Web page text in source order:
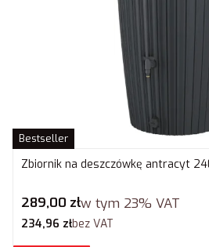
Bestseller
Zbiornik na deszczówkę antracyt
Cena brutto
289,00 złw tym 23% VAT
Cena netto
234,96 złbez VAT